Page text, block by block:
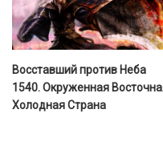
Восставший против Неба
1540. Окруженная
Холодная Страна